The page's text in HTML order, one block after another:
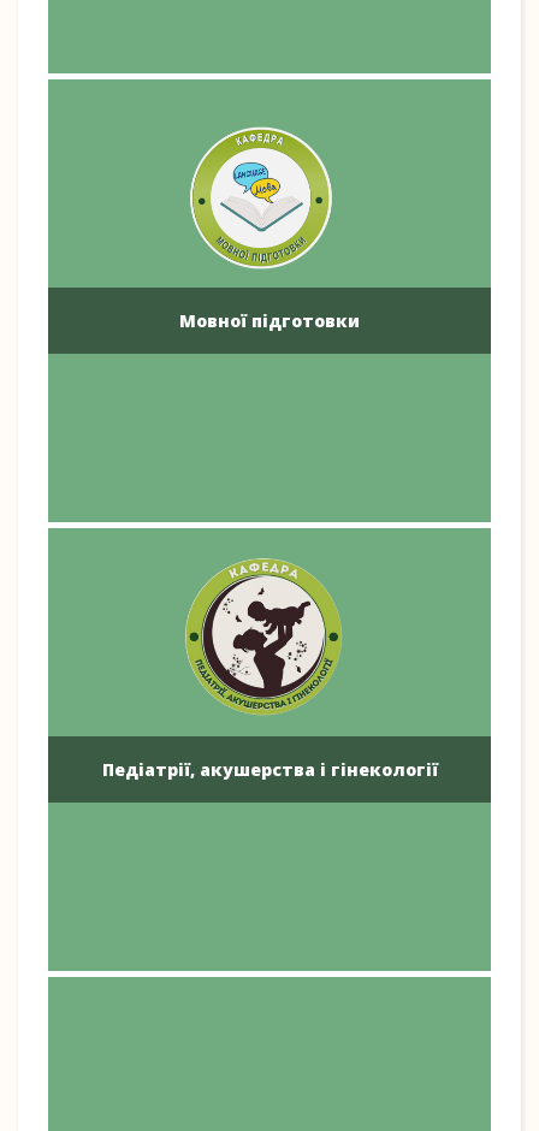
Мовної підготовки
Педіатрії, акушерства і гінекології